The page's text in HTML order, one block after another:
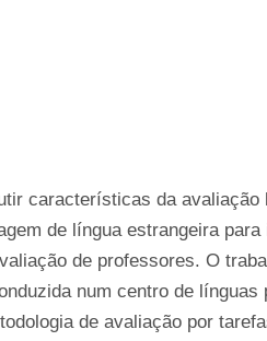
características da avaliação
de língua estrangeira para
de professores. O
num centro de línguas
de avaliação por